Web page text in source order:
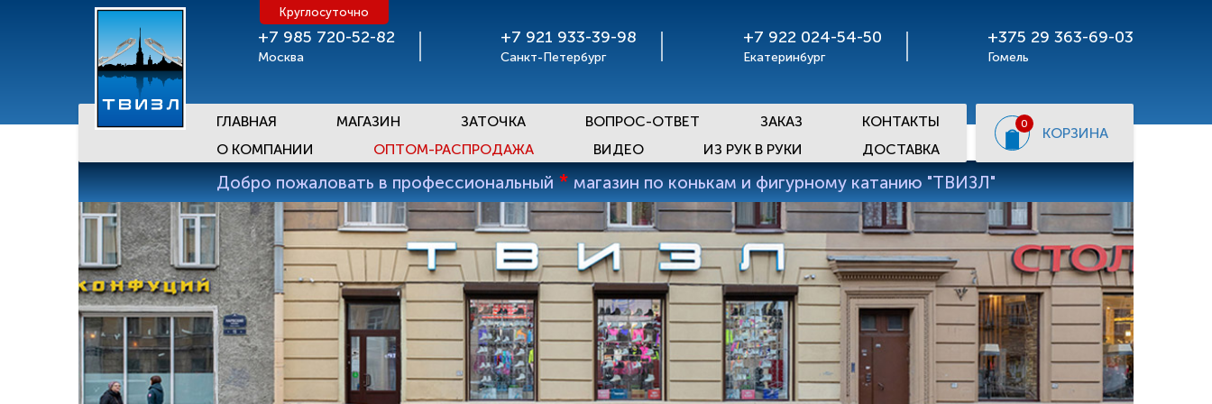
+7 985 720-52-82
Москва
Круглосуточно
+7 921 933-39-98
Санкт-Петербург
+7 922 024-54-50
Екатеринбург
+375 29 363-69-03
Гомель
ГЛАВНАЯ МАГАЗИН ЗАТОЧКА ВОПРОС-ОТВЕТ ЗАКАЗ
КОНТАКТЫ
О КОМПАНИИ
ОПТОМ-РАСПРОДАЖА ВИДЕО ИЗ РУК В РУКИ ДОСТАВКА
0
КОРЗИНА
Добро пожаловать в профессиональный * магазин по конькам и фигурному катанию "ТВИЗЛ"